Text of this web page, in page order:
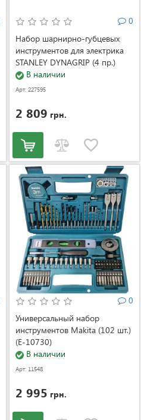
0
Набор шарнирно-губцевых
инструментов для электрика
STANLEY DYNAGRIP (4 пр.)
(STMT1-74179)
В наличии
Арт: 227595
2 809 грн.
0
Универсальный набор
инструментов Makita (102 шт.)
(E-10730)
В наличии
Арт: 11548
2 995 грн.